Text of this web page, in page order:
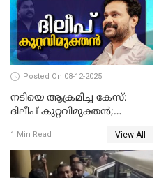
Posted On 08-12-2025
നടിയെ ആക്രമിച്ച കേസ്:
ദിലീപ് കുറ്റവിമുക്തന്‍;
പ്രതികള്‍ കുറ്റക്കാര്‍;
ശിക്ഷവിധി 12 ന്
1 Min Read View All